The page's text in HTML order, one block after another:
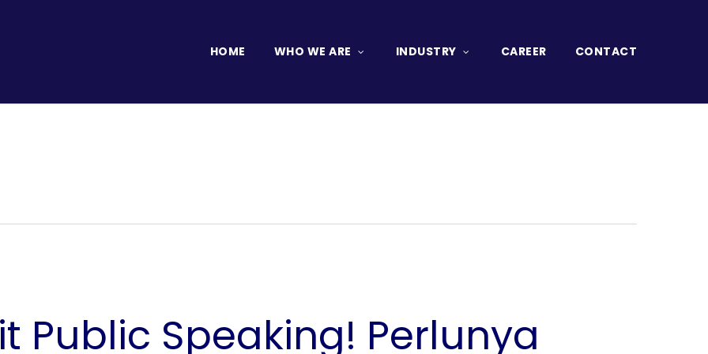
HOME WHO WE ARE INDUSTRY CAREER CONTACT
Public Speaking! Perlunya